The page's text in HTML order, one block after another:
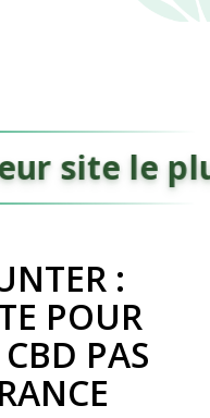
(45 avis)
le plus
:
POUR
PAS